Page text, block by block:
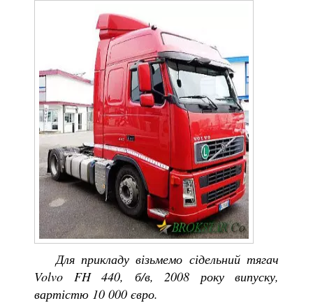
Для прикладу візьмемо сідельний тягач
Volvo FH 440, б/в, 2008 року випуску,
вартістю 10 000 євро.